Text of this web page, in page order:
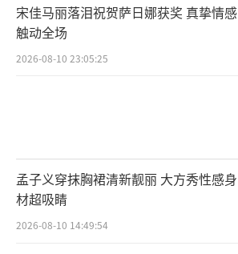
宋佳马丽落泪祝贺萨日娜获奖 真挚情感
触动全场
2026-08-10 23:05:25
孟子义穿抹胸裙清新靓丽 大方秀性感身
材超吸睛
2026-08-10 14:49:54